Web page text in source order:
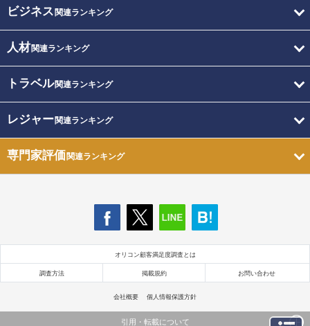
ビジネス 関連ランキング
人材関連ランキング
トラベル関連ランキング
レジャー関連ランキング
専門家評価関連ランキング
オリコン顧客満足度調査とは
調査方法 掲載規約 お問い合わせ
会社概要 個人情報保護方針
引用・転載について